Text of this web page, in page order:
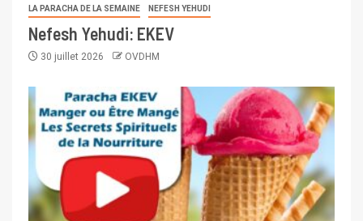
LA PARACHA DE LA SEMAINE NEFESH YEHUDI
Nefesh Yehudi: EKEV
30 juillet 2026 OVDHM